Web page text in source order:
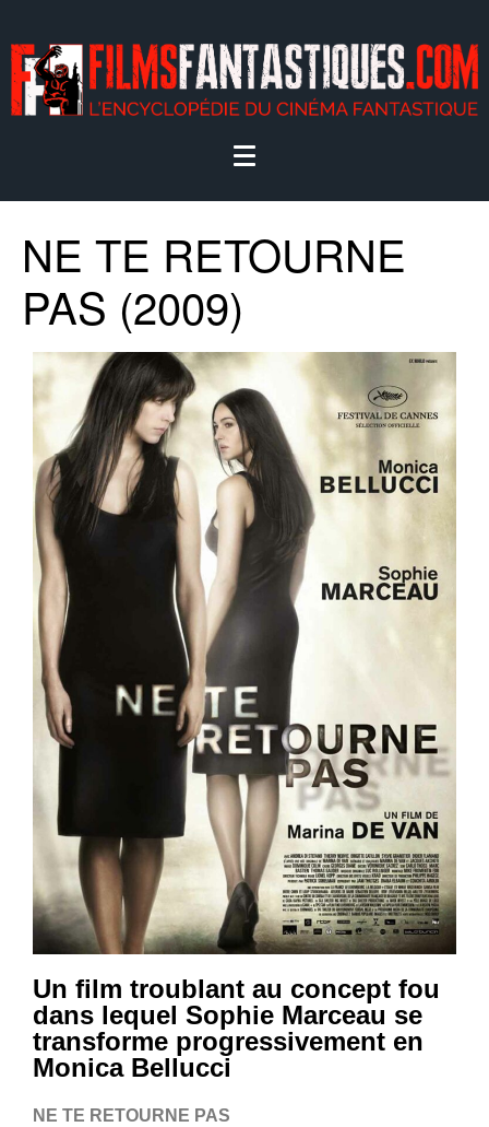
NE TE RETOURNE
PAS (2009)
Un film troublant au concept fou
dans lequel Sophie Marceau se
transforme progressivement en
Monica Bellucci
NE TE RETOURNE PAS